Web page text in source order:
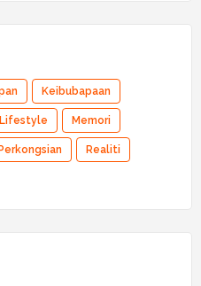
Keibubapaan
Lifestyle Memori
Perkongsian Realiti